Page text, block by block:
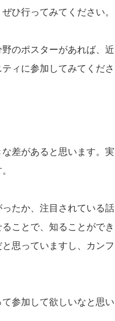
ひ行ってみてください。
のポスターがあれば、近
ィに参加してみてくださ
差があると思います。実
たか、注目されている話
ことで、知ることができ
思っていますし、カンフ
参加して欲しいなと思い